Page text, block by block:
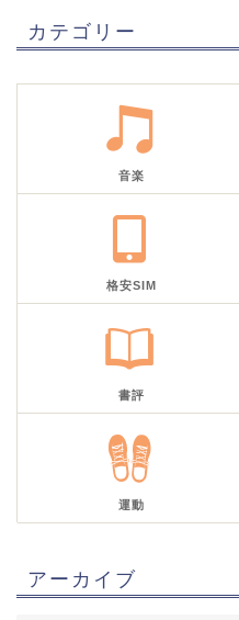
カテゴリー
音楽
格安SIM
書評
運動
アーカイブ